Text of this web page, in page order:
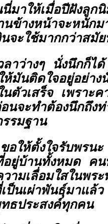
นี่มาให้เมื่อปีฝัง
นข้างหน้าจะหนัก
จะใช้มากกว่าสมั
ลาว่างๆ นั่งนึกก็ไ
มันติดใจอยู่อย่าง
นตัวเสร็จ เพราะค
นจะทำต้องนึกถึง
รมฐาน
อให้ตั้งใจรับพรน
ยู่บ้านทั้งหมด คน
ามเลื่อมใสในพร
เป็นเผ่าพันธุ์มาแ
ธประสงค์ทุกคน